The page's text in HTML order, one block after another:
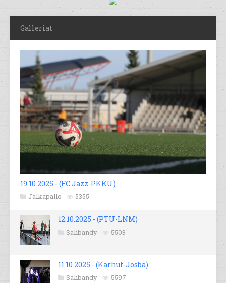
Galleriat
19.10.2025 - (FC Jazz-PKKU)
Jalkapallo 5355
12.10.2025 - (PTU-LNM)
Salibandy 5503
11.10.2025 - (Karhut-Josba)
Salibandy 5597